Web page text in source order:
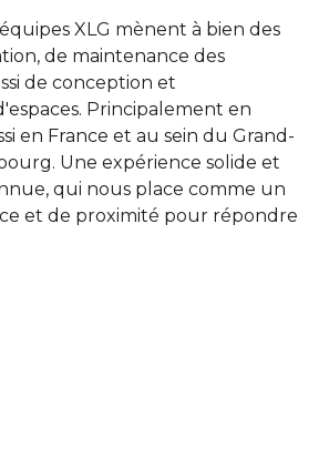
XLG mènent à bien des
de maintenance des
de conception et
Principalement en
en France et au sein du Grand-
Une expérience solide et
qui nous place comme un
et de proximité pour répondre